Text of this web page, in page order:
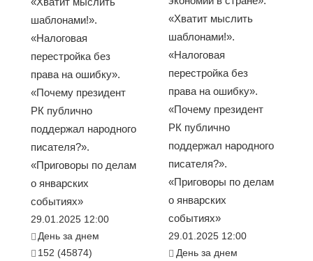
шаблонами!».
«Налоговая
перестройка без
права на ошибку».
«Почему президент
РК публично
поддержал народного
писателя?».
«Приговоры по делам
о январских
событиях»
29.01.2025 12:00
День за днем
152 (45874)
«Хватит мыслить
шаблонами!».
«Налоговая
перестройка без
права на ошибку».
«Почему президент
РК публично
поддержал народного
писателя?».
«Приговоры по делам
о январских
событиях»
29.01.2025 12:00
День за днем